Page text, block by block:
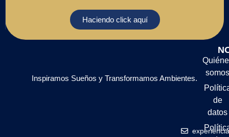
Haciendo click aquí
Inspiramos Sueños y Transformamos Ambientes.
de
datos